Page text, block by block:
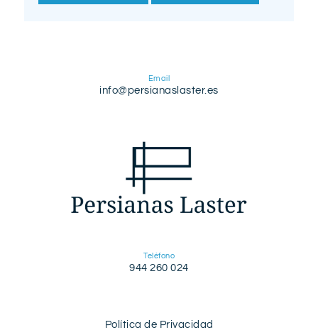
Email
info@persianaslaster.es
Teléfono
944 260 024
Política de Privacidad